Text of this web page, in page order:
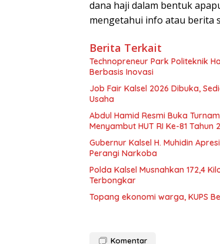
dana haji dalam bentuk
mengetahui info atau berita
Berita Terkait
Technopreneur Park Politeknik
Berbasis Inovasi
Job Fair Kalsel 2026 Dibuka,
Usaha
Abdul Hamid Resmi Buka
Menyambut HUT RI Ke-81 Tahun
Gubernur Kalsel H. Muhidin
Perangi Narkoba
Polda Kalsel Musnahkan 172,4
Terbongkar
Topang ekonomi warga, KUPS
Komentar